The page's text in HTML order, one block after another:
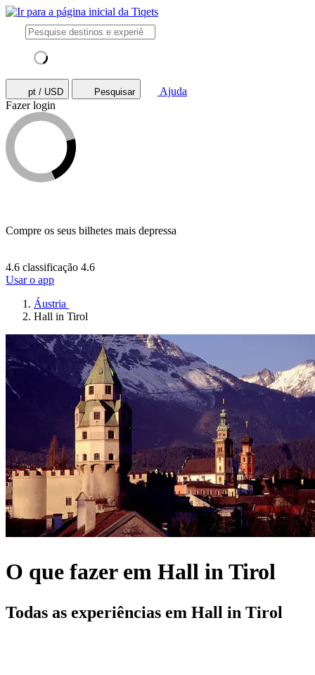
pt / USD Pesquisar
Ajuda
Fazer login
Compre os seus bilhetes mais depressa
4.6 classificação 4.6
Usar o app
Áustria
Hall in Tirol
O que fazer em Hall in Tirol
Todas as experiências em Hall in Tirol